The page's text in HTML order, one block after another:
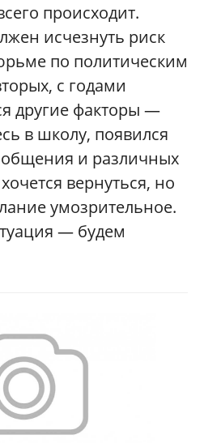
происходит.
исчезнуть риск
по политическим
с годами
другие факторы —
в школу, появился
и различных
вернуться, но
умозрительное.
— будем